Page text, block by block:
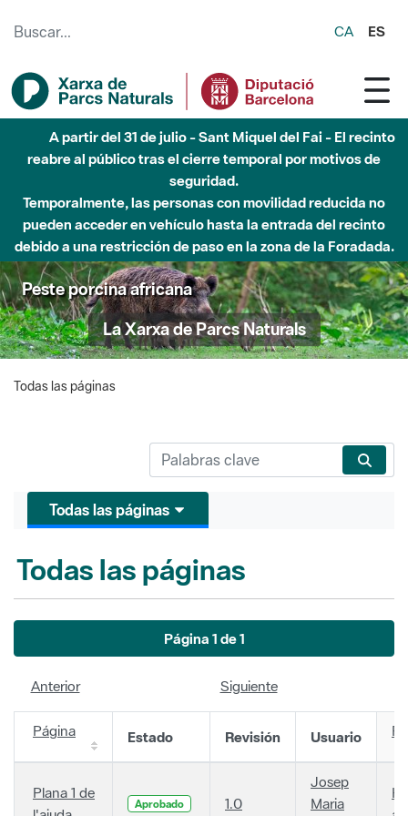
CA ES
A partir del 31 de julio - Sant Miquel del Fai - El recinto
reabre al público tras el cierre temporal por motivos de
seguridad.
Temporalmente, las personas con movilidad reducida no
pueden acceder en vehículo hasta la entrada del recinto
debido a una restricción de paso en la zona de la Foradada.
Peste porcina africana
La Xarxa de Parcs Naturals
Todas las páginas
Todas las páginas
Todas las páginas
Página 1 de 1
Anterior Siguiente
Página Estado Revisión Usuario
Plana 1 de
Aprobado 1.0
Josep
Maria